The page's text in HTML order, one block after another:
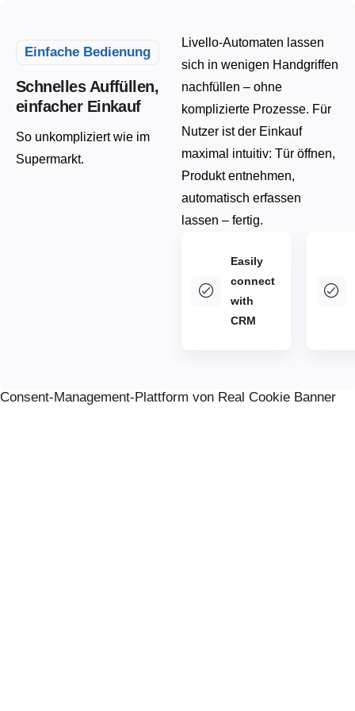
Einfache Bedienung
Schnelles Auffüllen,
einfacher Einkauf
So unkompliziert wie im
Supermarkt.
Livello-Automaten lassen
sich in wenigen Handgriffen
nachfüllen – ohne
komplizierte Prozesse. Für
Nutzer ist der Einkauf
maximal intuitiv: Tür öffnen,
Produkt entnehmen,
automatisch erfassen
lassen – fertig.
Easily
connect
with
CRM
Consent-Management-Plattform von Real Cookie Banner